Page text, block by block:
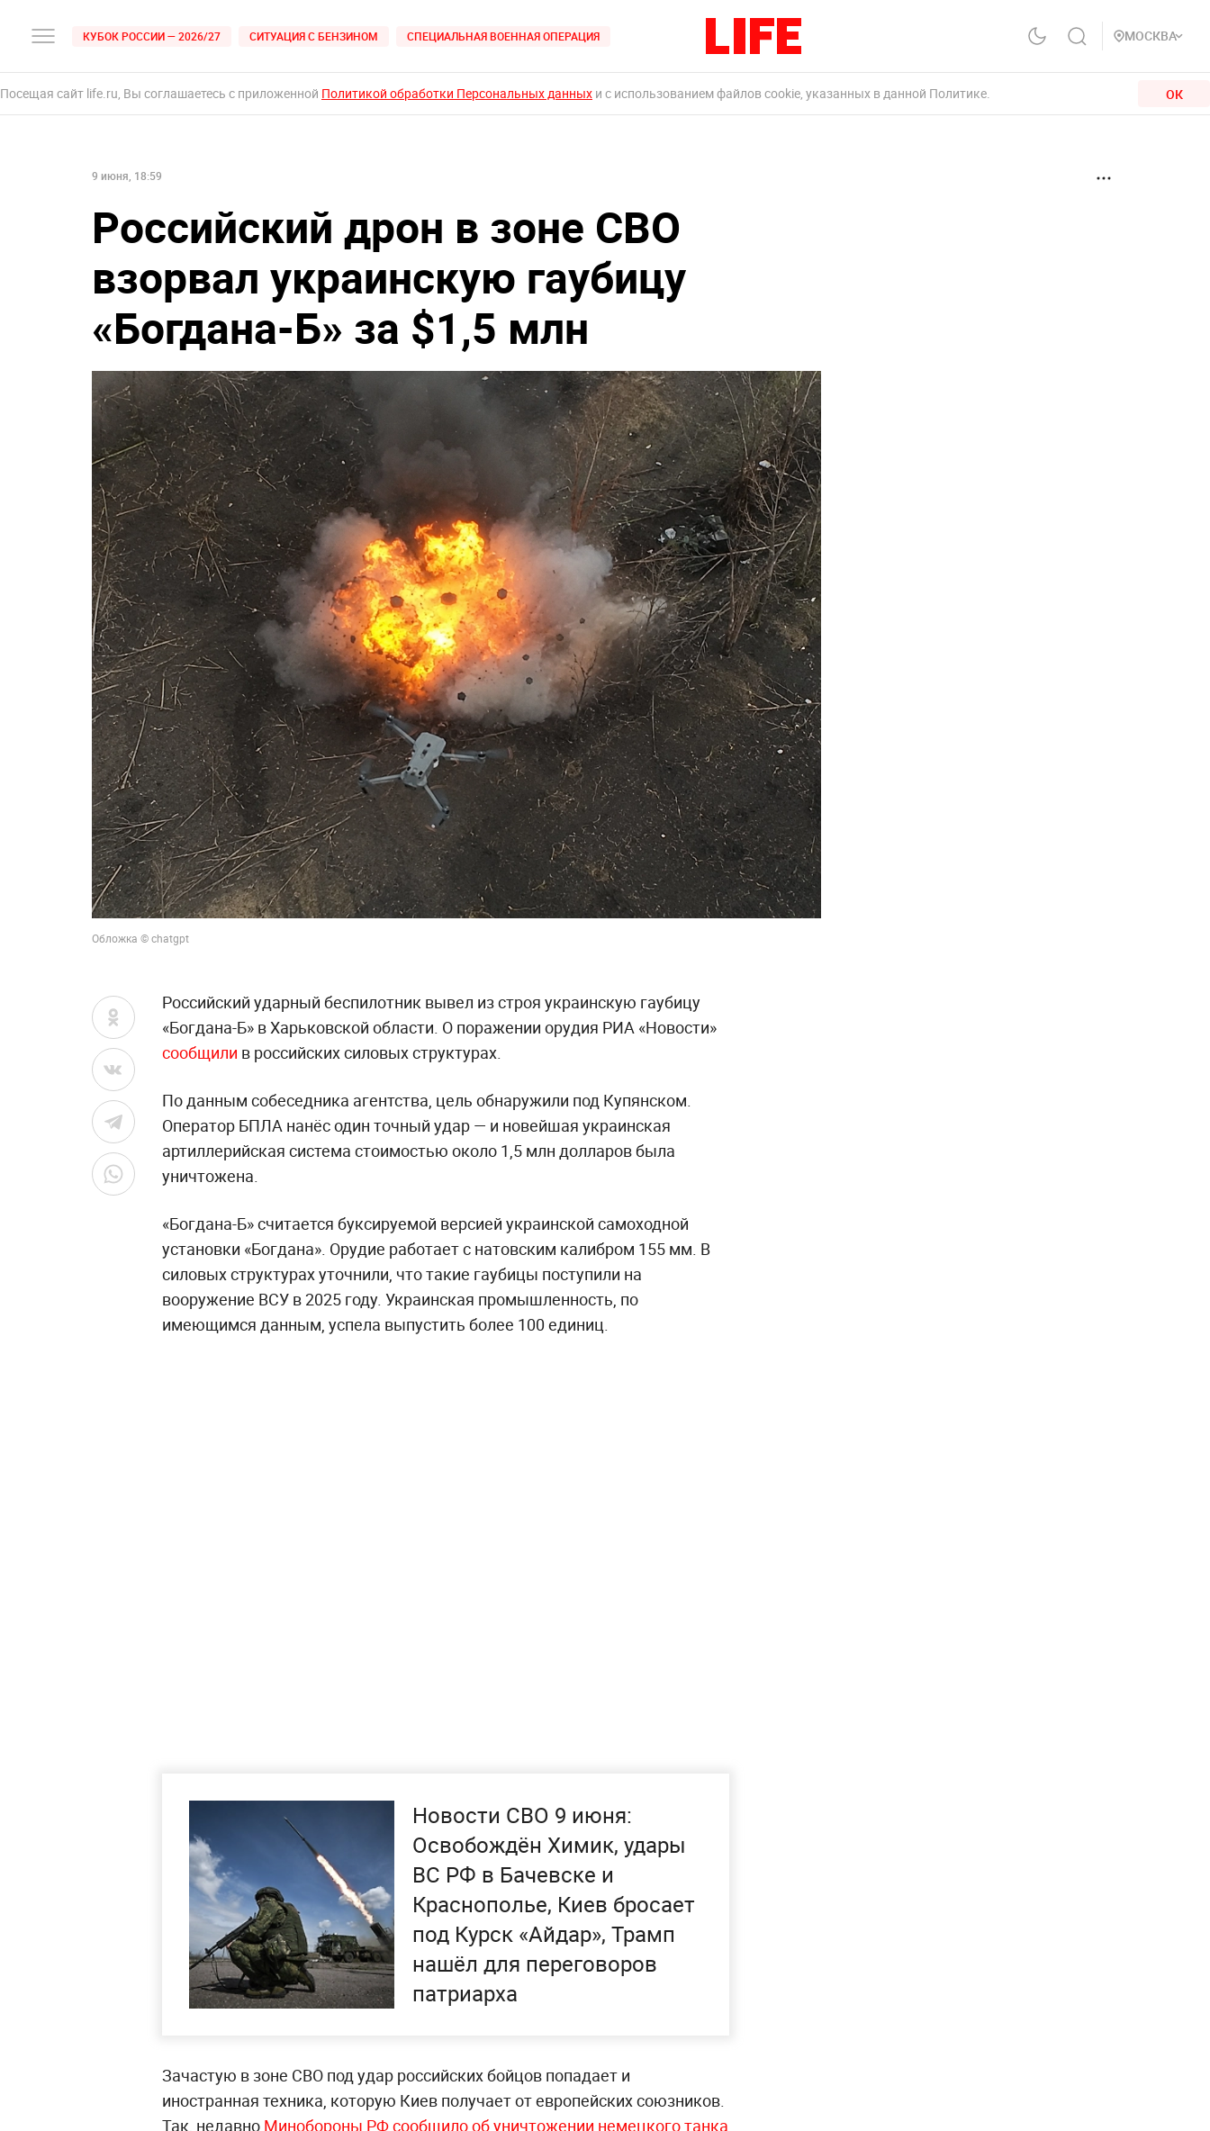
КУБОК РОССИИ — 2026/27 СИТУАЦИЯ С БЕНЗИНОМ СПЕЦИАЛЬНАЯ ВОЕННАЯ ОПЕРАЦИЯ МОСКВА
Посещая сайт life.ru, Вы соглашаетесь с приложенной Политикой обработки Персональных данных и с использованием файлов cookie, указанных в данной Политике. ОК
9 июня, 18:59
Российский дрон в зоне СВО
взорвал украинскую гаубицу
«Богдана-Б» за $1,5 млн
Обложка © chatgpt
Российский ударный беспилотник вывел из строя украинскую гаубицу
«Богдана-Б» в Харьковской области. О поражении орудия РИА «Новости»
сообщили в российских силовых структурах.
По данным собеседника агентства, цель обнаружили под Купянском.
Оператор БПЛА нанёс один точный удар — и новейшая украинская
артиллерийская система стоимостью около 1,5 млн долларов была
уничтожена.
«Богдана-Б» считается буксируемой версией украинской самоходной
установки «Богдана». Орудие работает с натовским калибром 155 мм. В
силовых структурах уточнили, что такие гаубицы поступили на
вооружение ВСУ в 2025 году. Украинская промышленность, по
имеющимся данным, успела выпустить более 100 единиц.
Новости СВО 9 июня:
Освобождён Химик, удары
ВС РФ в Бачевске и
Краснополье, Киев бросает
под Курск «Айдар», Трамп
нашёл для переговоров
патриарха
Зачастую в зоне СВО под удар российских бойцов попадает и
иностранная техника, которую Киев получает от европейских союзников.
Так, недавно Минобороны РФ сообщило об уничтожении немецкого танка